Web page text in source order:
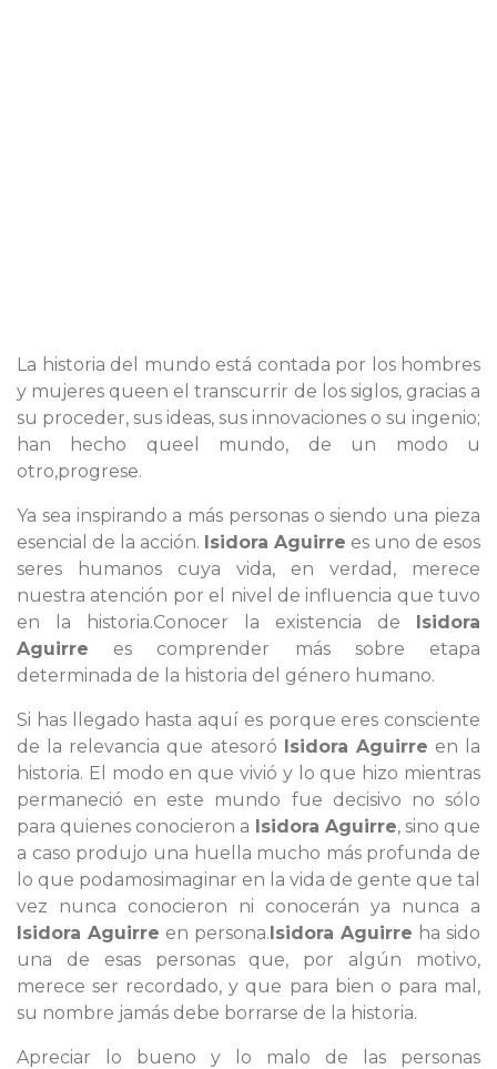
La historia del mundo está contada por los hombres
y mujeres queen el transcurrir de los siglos, gracias a
su proceder, sus ideas, sus innovaciones o su ingenio;
han hecho queel mundo, de un modo u
otro,progrese.
Ya sea inspirando a más personas o siendo una pieza
esencial de la acción. Isidora Aguirre es uno de esos
seres humanos cuya vida, en verdad, merece
nuestra atención por el nivel de influencia que tuvo
en la historia.Conocer la existencia de Isidora
Aguirre es comprender más sobre etapa
determinada de la historia del género humano.
Si has llegado hasta aquí es porque eres consciente
de la relevancia que atesoró Isidora Aguirre en la
historia. El modo en que vivió y lo que hizo mientras
permaneció en este mundo fue decisivo no sólo
para quienes conocieron a Isidora Aguirre, sino que
a caso produjo una huella mucho más profunda de
lo que podamosimaginar en la vida de gente que tal
vez nunca conocieron ni conocerán ya nunca a
Isidora Aguirre en persona.Isidora Aguirre ha sido
una de esas personas que, por algún motivo,
merece ser recordado, y que para bien o para mal,
su nombre jamás debe borrarse de la historia.
Apreciar lo bueno y lo malo de las personas